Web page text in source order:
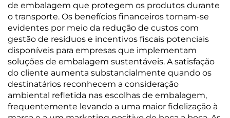
de embalagem que protegem os produtos durante
o transporte. Os benefícios financeiros tornam-se
evidentes por meio da redução de custos com
gestão de resíduos e incentivos fiscais potenciais
disponíveis para empresas que implementam
soluções de embalagem sustentáveis. A satisfação
do cliente aumenta substancialmente quando os
destinatários reconhecem a consideração
ambiental refletida nas escolhas de embalagem,
frequentemente levando a uma maior fidelização à